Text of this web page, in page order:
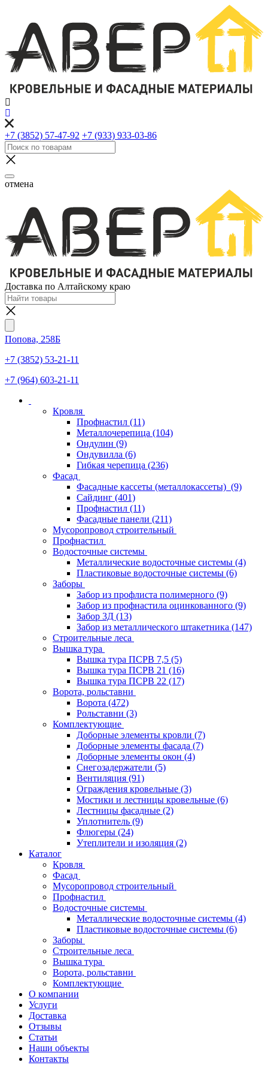
+7 (3852) 57-47-92 +7 (933) 933-03-86
отмена
Доставка по Алтайскому краю
Попова, 258Б
+7 (3852) 53-21-11
+7 (964) 603-21-11
Кровля
Профнастил (11)
Металлочерепица (104)
Ондулин (9)
Ондувилла (6)
Гибкая черепица (236)
Фасад
Фасадные кассеты (металлокассеты) (9)
Сайдинг (401)
Профнастил (11)
Фасадные панели (211)
Мусоропровод строительный
Профнастил
Водосточные системы
Металлические водосточные системы (4)
Пластиковые водосточные системы (6)
Заборы
Забор из профлиста полимерного (9)
Забор из профнастила оцинкованного (9)
Забор 3Д (13)
Забор из металлического штакетника (147)
Строительные леса
Вышка тура
Вышка тура ПСРВ 7,5 (5)
Вышка тура ПСРВ 21 (16)
Вышка тура ПСРВ 22 (17)
Ворота, рольставни
Ворота (472)
Рольставни (3)
Комплектующие
Доборные элементы кровли (7)
Доборные элементы фасада (7)
Доборные элементы окон (4)
Снегозадержатели (5)
Вентиляция (91)
Ограждения кровельные (3)
Мостики и лестницы кровельные (6)
Лестницы фасадные (2)
Уплотнитель (9)
Флюгеры (24)
Утеплители и изоляция (2)
Каталог
Кровля
Фасад
Мусоропровод строительный
Профнастил
Водосточные системы
Металлические водосточные системы (4)
Пластиковые водосточные системы (6)
Заборы
Строительные леса
Вышка тура
Ворота, рольставни
Комплектующие
О компании
Услуги
Доставка
Отзывы
Статьи
Наши объекты
Контакты